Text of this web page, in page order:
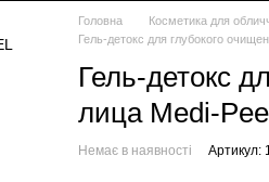
Головна Косметика для
Гель-детокс для глубокого
Гель-детокс
лица Medi-
Немає в наявності Артикул: